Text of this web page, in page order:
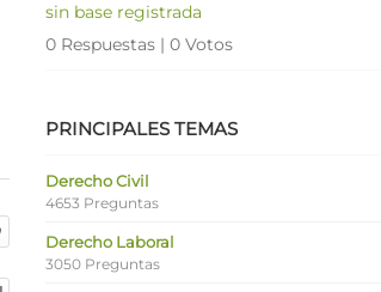
sin base registrada
0 Respuestas | 0 Votos
PRINCIPALES TEMAS
Derecho Civil
4653 Preguntas
Derecho Laboral
3050 Preguntas